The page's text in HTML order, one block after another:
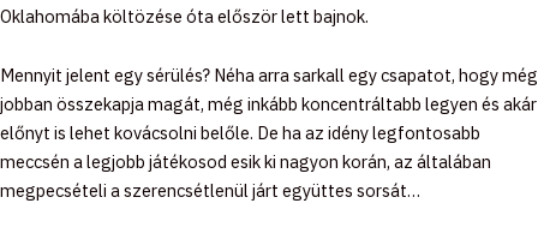
Oklahomába költözése óta először lett bajnok.
Mennyit jelent egy sérülés? Néha arra sarkall egy csapatot, hogy még
jobban összekapja magát, még inkább koncentráltabb legyen és akár
előnyt is lehet kovácsolni belőle. De ha az idény legfontosabb
meccsén a legjobb játékosod esik ki nagyon korán, az általában
megpecsételi a szerencsétlenül járt együttes sorsát…